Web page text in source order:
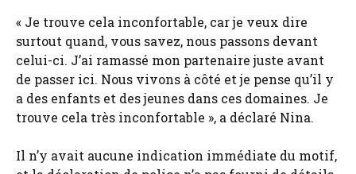
« Je trouve cela inconfortable, car je veux dire
surtout quand, vous savez, nous passons devant
celui-ci. J’ai ramassé mon partenaire juste avant
de passer ici. Nous vivons à côté et je pense qu’il y
a des enfants et des jeunes dans ces domaines. Je
trouve cela très inconfortable », a déclaré Nina.
Il n’y avait aucune indication immédiate du motif,